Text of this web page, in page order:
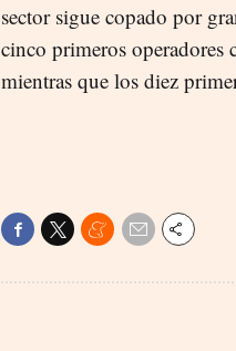
sector sigue copado por
cinco primeros operadores
mientras que los diez